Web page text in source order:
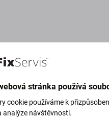
Green)
stránka používá
cookie používáme k
analýze návštěvnosti.